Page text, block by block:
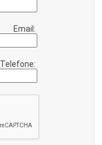
Email:
Telefone: